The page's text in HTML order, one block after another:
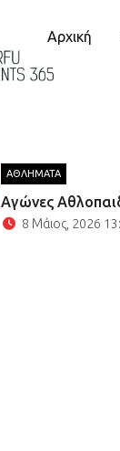
Αρχική
ΑΘΛΗΜΑΤΑ
Αγώνες
8 Μάιος, 2026